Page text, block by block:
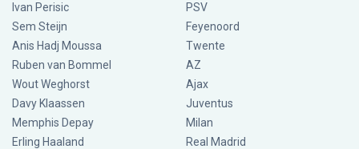
Ivan Perisic
Sem Steijn
Anis Hadj Moussa
Ruben van Bommel
Wout Weghorst
Davy Klaassen
Memphis Depay
Erling Haaland
PSV
Feyenoord
Twente
AZ
Ajax
Juventus
Milan
Real Madrid